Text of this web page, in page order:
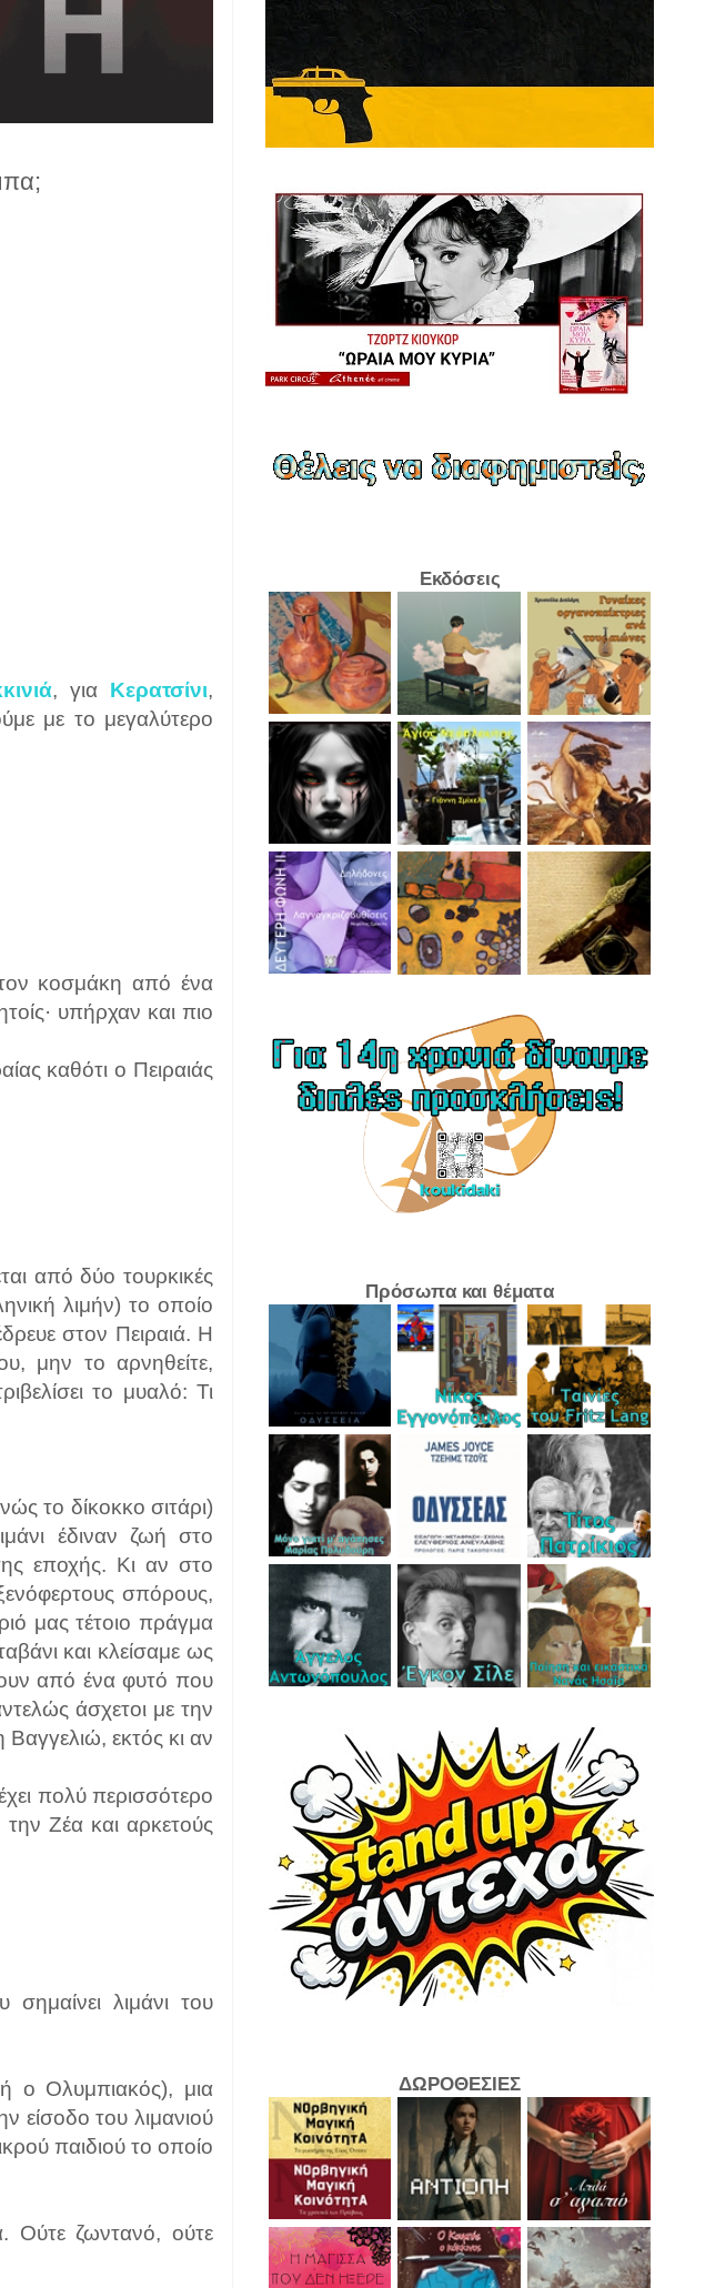
, για Κερατσίνι,
με το μεγαλύτερο
τον κοσμάκη από ένα
υπήρχαν και πιο
καθότι ο Πειραιάς
από δύο τουρκικές
λιμήν) το οποίο
στον Πειραιά. Η
μην το αρνηθείτε,
το μυαλό: Τι
το δίκοκκο σιτάρι)
έδιναν ζωή στο
εποχής. Κι αν στο
σπόρους,
μας τέτοιο πράγμα
και κλείσαμε ως
από ένα φυτό που
άσχετοι με την
Βαγγελιώ, εκτός κι αν
πολύ περισσότερο
Ζέα και αρκετούς
λιμάνι του
ο Ολυμπιακός), μια
είσοδο του λιμανιού
παιδιού το οποίο
Ούτε ζωντανό, ούτε
Εκδόσεις
Πρόσωπα και θέματα
ΔΩΡΟΘΕΣΙΕΣ